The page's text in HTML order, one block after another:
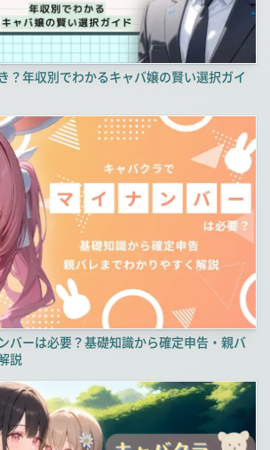
？年収別でわかるキャバ嬢の賢い選択ガイ
バーは必要？基礎知識から確定申告・親バ
説